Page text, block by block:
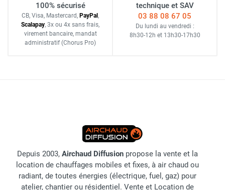
100% sécurisé
CB, Visa, Mastercard, PayPal ,
Scalapay, 3x ou 4x sans frais,
virement bancaire, mandat
administratif (Chorus Pro)
technique et SAV
03 88 08 67 05
Du lundi au vendredi :
8h30-12h et 13h30-17h30
Depuis 2003, Airchaud Diffusion propose la vente et la
location de chauffages mobiles et fixes, à air chaud ou
radiant, de toutes énergies (électrique, fuel, gaz) pour
atelier, chantier ou résidentiel. Vente et Location de